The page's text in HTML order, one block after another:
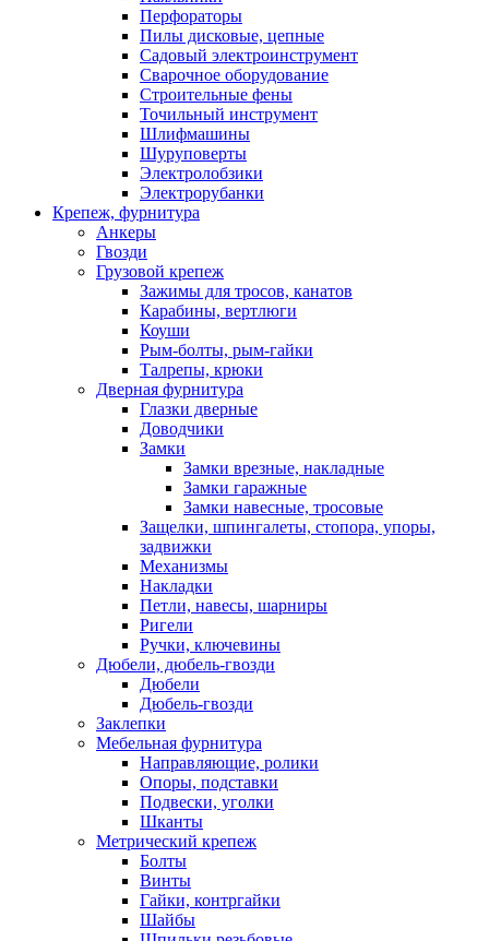
Перфораторы
Пилы дисковые, цепные
Садовый электроинструмент
Сварочное оборудование
Строительные фены
Точильный инструмент
Шлифмашины
Шуруповерты
Электролобзики
Электрорубанки
Крепеж, фурнитура
Анкеры
Гвозди
Грузовой крепеж
Зажимы для тросов, канатов
Карабины, вертлюги
Коуши
Рым-болты, рым-гайки
Талрепы, крюки
Дверная фурнитура
Глазки дверные
Доводчики
Замки
Замки врезные, накладные
Замки гаражные
Замки навесные, тросовые
Защелки, шпингалеты, стопора, упоры,
задвижки
Механизмы
Накладки
Петли, навесы, шарниры
Ригели
Ручки, ключевины
Дюбели, дюбель-гвозди
Дюбели
Дюбель-гвозди
Заклепки
Мебельная фурнитура
Направляющие, ролики
Опоры, подставки
Подвески, уголки
Шканты
Метрический крепеж
Болты
Винты
Гайки, контргайки
Шайбы